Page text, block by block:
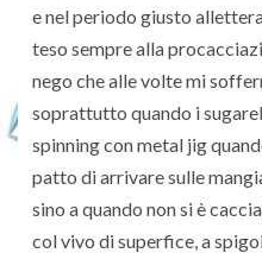
e nel periodo giusto
teso sempre alla
nego che alle volte mi
soprattutto quando i
spinning con metal jig
patto di arrivare sulle
sino a quando non si è
col vivo di superfice, a